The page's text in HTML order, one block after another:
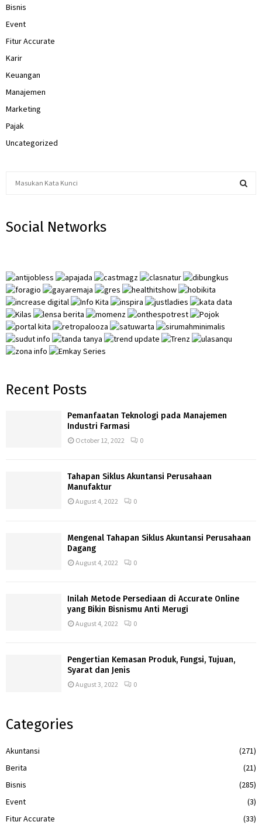
Bisnis
Event
Fitur Accurate
Karir
Keuangan
Manajemen
Marketing
Pajak
Uncategorized
c
r
:
Social Networks
Recent Posts
Pemanfaatan Teknologi pada Manajemen
Industri Farmasi
October 12, 2022 0
Tahapan Siklus Akuntansi Perusahaan
Manufaktur
August 4, 2022 0
Mengenal Tahapan Siklus Akuntansi Perusahaan
Dagang
August 4, 2022 0
Inilah Metode Persediaan di Accurate Online
yang Bikin Bisnismu Anti Merugi
August 4, 2022 0
Pengertian Kemasan Produk, Fungsi, Tujuan,
Syarat dan Jenis
August 3, 2022 0
Categories
Akuntansi
(271)
Berita
(21)
Bisnis
(285)
Event
(3)
Fitur Accurate
(33)